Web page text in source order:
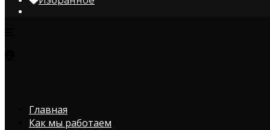
Главная
Как мы работаем